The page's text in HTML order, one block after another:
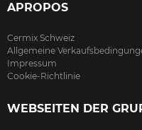
APROPOS
Cermix Schweiz
Allgemeine
Impressum
Cookie-Richtlinie
WEBSEITEN DER